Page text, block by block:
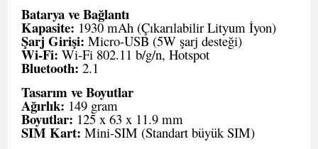
Batarya ve Bağlantı
Kapasite: 1930 mAh (Çıkarılabilir Lityum İyon)
Şarj Girişi: Micro-USB (5W şarj desteği)
Wi-Fi: Wi-Fi 802.11 b/g/n, Hotspot
Bluetooth: 2.1
Tasarım ve Boyutlar
Ağırlık: 149 gram
Boyutlar: 125 x 63 x 11.9 mm
SIM Kart: Mini-SIM (Standart büyük SIM)